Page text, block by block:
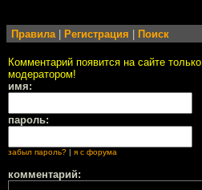
Правила| Регистрация Поиск
Комментарий появится на сайте
модератором!
имя:
пароль:
забыл пароль? я с форума
комментарий: